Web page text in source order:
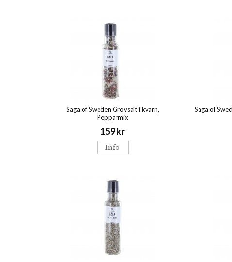
Saga of Sweden Grovsalt i kvarn,
Pepparmix
159 kr
Info
Saga of